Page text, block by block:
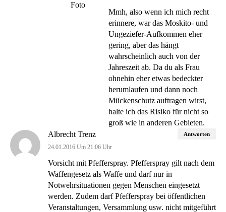
Mmh, also wenn ich mich recht
erinnere, war das Moskito- und
Ungeziefer-Aufkommen eher
gering, aber das hängt
wahrscheinlich auch von der
Jahreszeit ab. Da du als Frau
ohnehin eher etwas bedeckter
herumlaufen und dann noch
Mückenschutz auftragen wirst,
halte ich das Risiko für nicht so
groß wie in anderen Gebieten.
Albrecht Trenz
24.01.2016 Um 21:06 Uhr
Vorsicht mit Pfefferspray. Pfefferspray gilt nach dem
Waffengesetz als Waffe und darf nur in
Notwehrsituationen gegen Menschen eingesetzt
werden. Zudem darf Pfefferspray bei öffentlichen
Veranstaltungen, Versammlung usw. nicht mitgeführt
Antworten